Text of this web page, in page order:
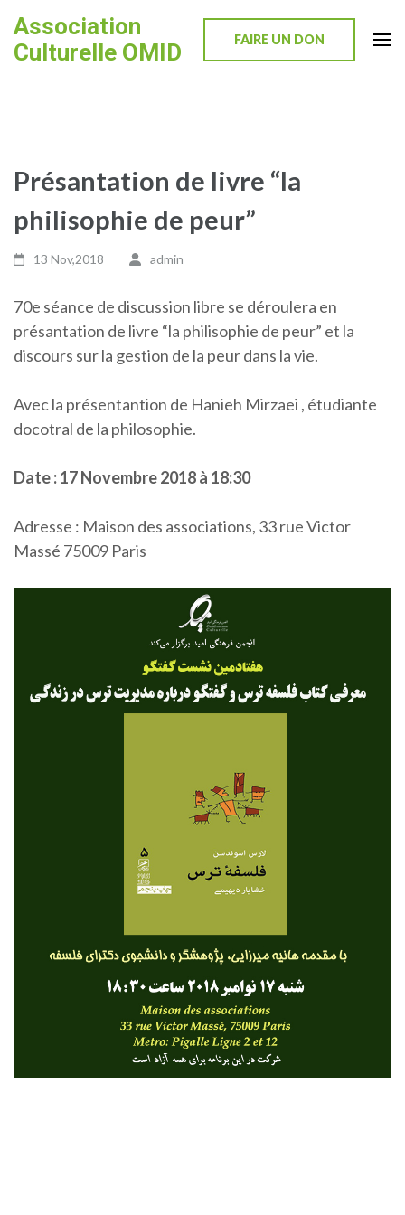
to
content
Association
Culturelle OMID
FAIRE UN DON
Présantation de livre “la
philisophie de peur”
13 Nov,2018 admin
70e séance de discussion libre se déroulera en
présantation de livre “la philisophie de peur” et la
discours sur la gestion de la peur dans la vie.
Avec la présentantion de Hanieh Mirzaei , étudiante
docotral de la philosophie.
Date : 17 Novembre 2018 à 18:30
Adresse : Maison des associations, 33 rue Victor
Massé 75009 Paris